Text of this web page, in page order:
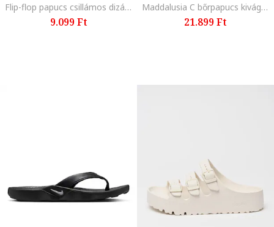
Flip-flop papucs csillámos dizájnnal, Fekete
9.099 Ft
Maddalusia C bőrpapucs kivágásokkal, Fekete/Karamellbarna
21.899 Ft